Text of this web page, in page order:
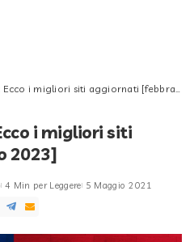
i migliori siti aggiornati [febbraio 2023]
i migliori siti
2023]
4 Min per Leggere 5 Maggio 2021